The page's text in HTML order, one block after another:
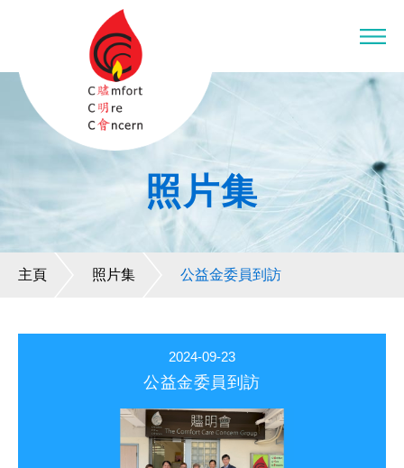
照片集
主頁 照片集 公益金委員到訪
2024-09-23
公益金委員到訪